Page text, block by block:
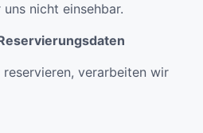
nicht einsehbar.
reservieren, verarbeiten wir